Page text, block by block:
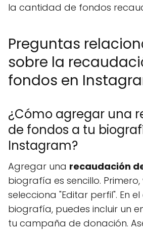
la cantidad de fondos
Preguntas
sobre la
fondos en
¿Cómo agregar una
de fondos a tu
Instagram?
Agregar una recaudación
biografía es sencillo.
selecciona "Editar perfil". En
biografía, puedes incluir un
tu campaña de donación.